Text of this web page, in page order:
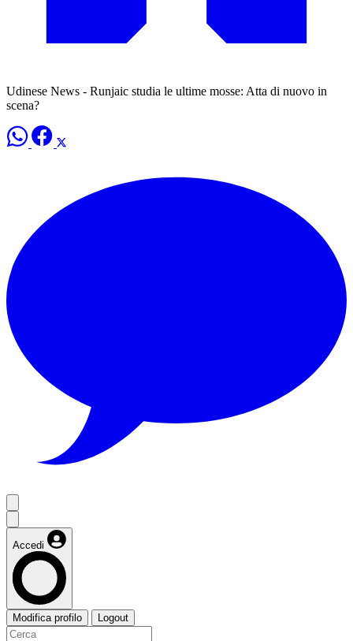
Udinese News - Runjaic studia le ultime mosse: Atta di nuovo in
scena?
Accedi
Modifica profilo Logout